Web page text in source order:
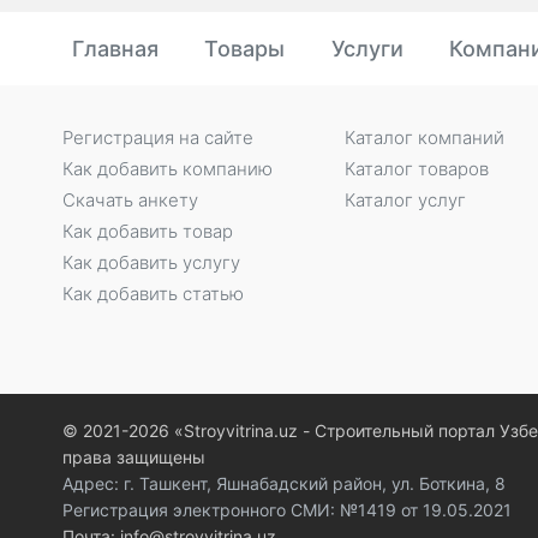
Главная Товары Услуги
Регистрация на сайте
Как добавить компанию
Скачать анкету
Как добавить товар
Как добавить услугу
Как добавить статью
Каталог компаний
Каталог товаров
Каталог услуг
© 2021-2026 «Stroyvitrina.uz - Строительный портал
права защищены
Адрес: г. Ташкент, Яшнабадский район, ул. Боткина, 8
Регистрация электронного СМИ: №1419 от 19.05.2021